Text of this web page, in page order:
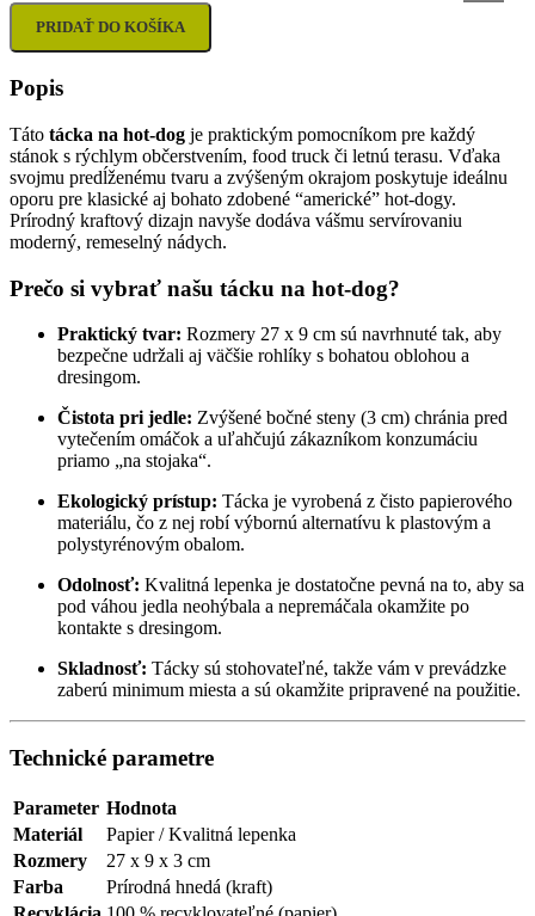
PRIDAŤ DO KOŠÍKA
Popis
Táto tácka na hot-dog je praktickým pomocníkom pre každý
stánok s rýchlym občerstvením, food truck či letnú terasu. Vďaka
svojmu predĺženému tvaru a zvýšeným okrajom poskytuje ideálnu
oporu pre klasické aj bohato zdobené “americké” hot-dogy.
Prírodný kraftový dizajn navyše dodáva vášmu servírovaniu
moderný, remeselný nádych.
Prečo si vybrať našu tácku na hot-dog?
Praktický tvar: Rozmery 27 x 9 cm sú navrhnuté tak, aby
bezpečne udržali aj väčšie rohlíky s bohatou oblohou a
dresingom.
Čistota pri jedle: Zvýšené bočné steny (3 cm) chránia pred
vytečením omáčok a uľahčujú zákazníkom konzumáciu
priamo „na stojaka“.
Ekologický prístup: Tácka je vyrobená z čisto papierového
materiálu, čo z nej robí výbornú alternatívu k plastovým a
polystyrénovým obalom.
Odolnosť: Kvalitná lepenka je dostatočne pevná na to, aby sa
pod váhou jedla neohýbala a nepremáčala okamžite po
kontakte s dresingom.
Skladnosť: Tácky sú stohovateľné, takže vám v prevádzke
zaberú minimum miesta a sú okamžite pripravené na použitie.
Technické parametre
Parameter Hodnota
Materiál
Papier / Kvalitná lepenka
Rozmery
27 x 9 x 3 cm
Farba
Prírodná hnedá (kraft)